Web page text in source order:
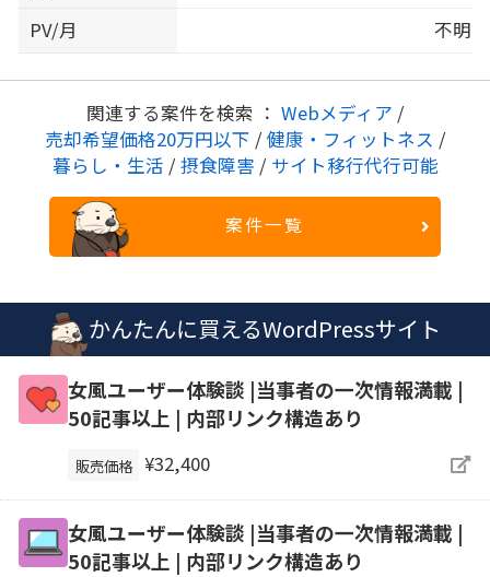
PV/月 不明
関連する案件を検索 ： Webメディア /
売却希望価格20万円以下 / 健康・フィットネス /
暮らし・生活 / 摂食障害 / サイト移行代行可能
案件一覧
かんたんに買えるWordPressサイト
女風ユーザー体験談 |当事者の一次情報満載 |
50記事以上 | 内部リンク構造あり
販売価格 ¥32,400
女風ユーザー体験談 |当事者の一次情報満載 |
50記事以上 | 内部リンク構造あり